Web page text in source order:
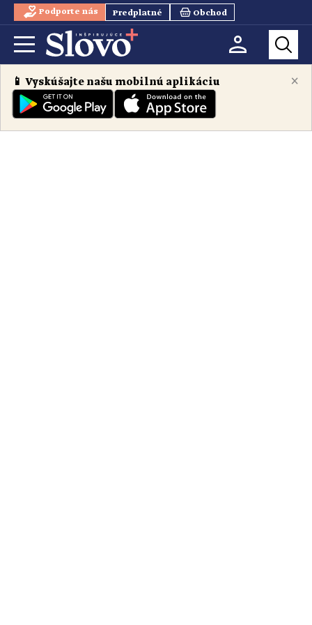
Podporte nás Predplatné Obchod
×
📱 Vyskúšajte našu mobilnú aplikáciu